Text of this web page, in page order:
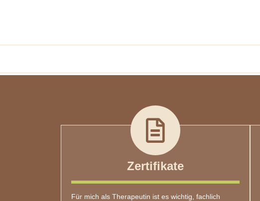
Zertifikate
Für mich als Therapeutin ist es wichtig, fachlich